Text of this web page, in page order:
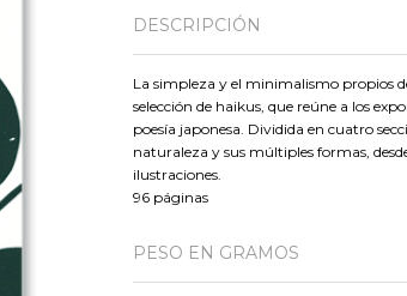
DESCRIPCIÓN
La simpleza y el minimalismo propios
selección de haikus, que reúne a los
poesía japonesa. Dividida en cuatro
naturaleza y sus múltiples formas,
ilustraciones.
96 páginas
PESO EN GRAMOS